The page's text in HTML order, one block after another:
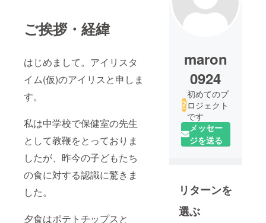
ご挨拶・経緯
はじめまして。アイリスタ
イム(仮)のアイリスと申しま
す。
私は中学校で保健室の先生
として教鞭をとっておりま
したが、昨今の子どもたち
の食に対する認識に驚きま
した。
夕食はポテトチップスと
maron
0924
初めてのプ
ロジェクト
です
メッセー
ジを送る
リターンを
選ぶ